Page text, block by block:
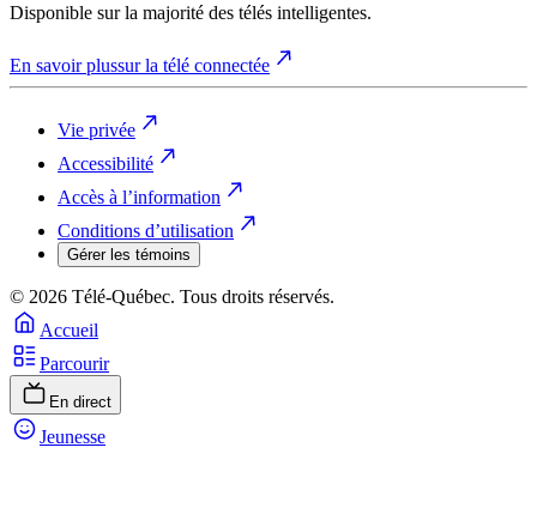
Disponible sur la majorité des télés intelligentes.
En savoir plussur la télé connectée
Vie privée
Accessibilité
Accès à l’information
Conditions d’utilisation
Gérer les témoins
© 2026 Télé-Québec. Tous droits réservés.
Accueil
Parcourir
En direct
Jeunesse